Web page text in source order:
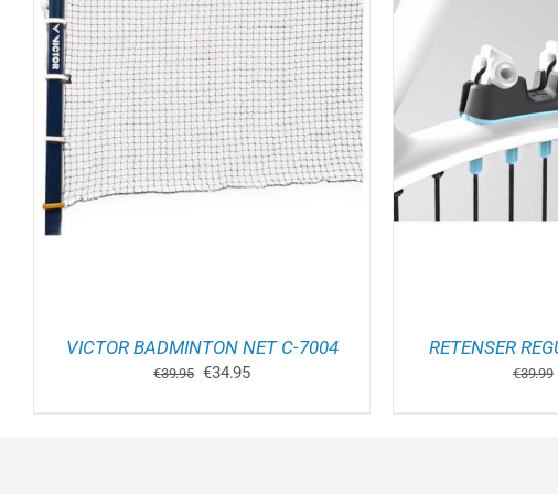
VICTOR BADMINTON NET C-7004
€39.95 Oorspronkelijke
€34.95Huidige
TOEVOEGEN AAN WINKELWAGEN
/
DETAILS
RETENSER
€39.99
TOEVOEGEN